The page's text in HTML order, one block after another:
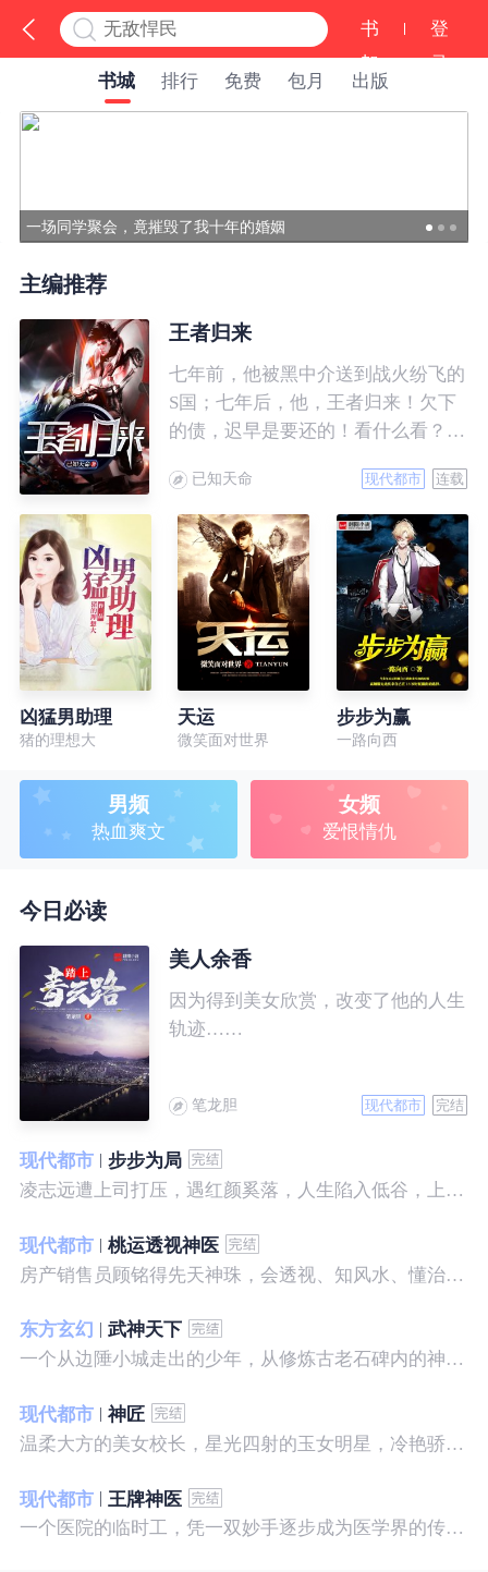
书
架
登
录
书城
排行 免费 包月 出版
主编推荐
王者归来
七年前，他被黑中介送到战火纷飞的
S国；七年后，他，王者归来！欠下
的债，迟早是要还的！看什么看？说
已知天命 现代都市 连载
凶猛男助理
猪的理想大
天运
微笑面对世界
步步为赢
一路向西
男频
热血爽文
女频
爱恨情仇
今日必读
美人余香
因为得到美女欣赏，改变了他的人生
轨迹……
笔龙胆 现代都市 完结
现代都市
步步为局
凌志远遭上司打压，遇红颜奚落，人生陷入低谷，上帝在关上一扇门的同时，势必会留下一扇窗，面对稍纵即逝的机会，他果断出手了……
现代都市
桃运透视神医
房产销售员顾铭得先天神珠，会透视、知风水、懂治病、有神通，开始逆袭人生。
东方玄幻
武神天下
一个从边陲小城走出的少年，从修炼古老石碑内的神秘一式开始，一路高歌狂飙，打造一片属于自己的天下……
现代都市
神匠
温柔大方的美女校长，星光四射的玉女明星，冷艳骄傲的美女特工，一个二个，全都跑来，撒娇撒赖的要他做她们的私房保镖，这是为什么呢？
现代都市
王牌神医
一个医院的临时工，凭一双妙手逐步成为医学界的传奇！ 一个社会底层的小人物，靠一腔热血成为人世间的枭王！ 当佛已经无能为力，便由我来普渡众生——杨风。